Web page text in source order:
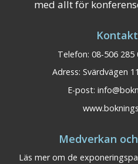
med allt för
Telefon: 08-506
Adress: Svärdvägen
E-post:
Medverkan
Läs mer om de